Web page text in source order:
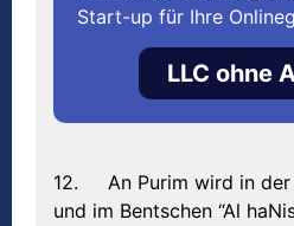
Start-up für Ihre
LLC ohne
12. An Purim wird in der
und im Bentschen “Al